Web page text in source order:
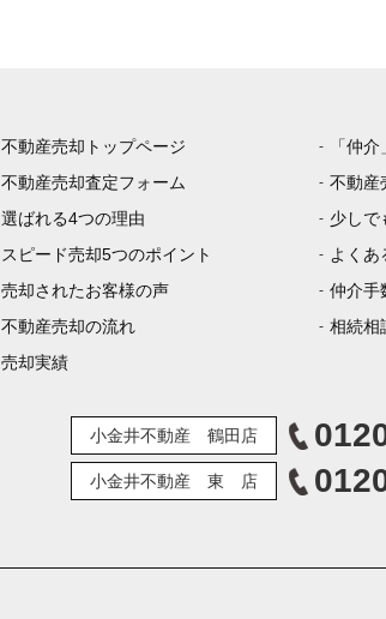
不動産売却トップページ
不動産売却査定フォーム
選ばれる4つの理由
スピード売却5つのポイント
売却されたお客様の声
不動産売却の流れ
売却実績
「仲
不動産
少しで
よくあ
仲介手
相続相
小金井不動産 鶴田店
小金井不動産 東 店